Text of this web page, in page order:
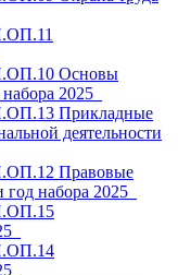
Основы
2025_
Прикладные
деятельности
Правовые
набора 2025_